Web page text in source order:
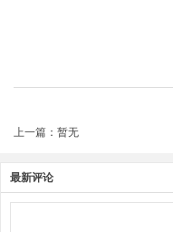
上一篇：暂无
最新评论